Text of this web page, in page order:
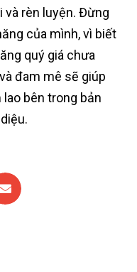
và rèn luyện. Đừng
của mình, vì biết
quý giá chưa
đam mê sẽ giúp
lao bên trong bản